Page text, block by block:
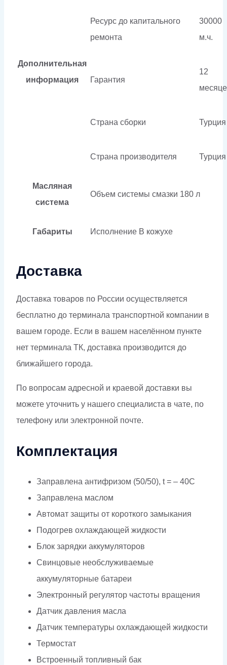
Дополнительная
информация
Ресурс до капитального
ремонта
30000
м.ч.
Гарантия
12
Страна сборки Турция
Страна производителя Турция
Масляная
система
Объем системы смазки 180 л
Габариты Исполнение В кожухе
Доставка
Доставка товаров по России осуществляется
бесплатно до терминала транспортной компании в
вашем городе. Если в вашем населённом пункте
нет терминала ТК, доставка производится до
ближайшего города.
По вопросам адресной и краевой доставки вы
можете уточнить у нашего специалиста в чате, по
телефону или электронной почте.
Комплектация
Заправлена антифризом (50/50), t = – 40C
Заправлена маслом
Автомат защиты от короткого замыкания
Подогрев охлаждающей жидкости
Блок зарядки аккумуляторов
Свинцовые необслуживаемые
аккумуляторные батареи
Электронный регулятор частоты вращения
Датчик давления масла
Датчик температуры охлаждающей жидкости
Термостат
Встроенный топливный бак